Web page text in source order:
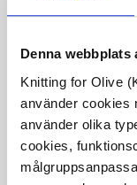
Denna webbplats
Knitting for Olive
använder cookies
använder olika
cookies,
Vår merinoull
tillbaka till den
exakt vilken gård,
tillverkat vår ull.
Merinoull har